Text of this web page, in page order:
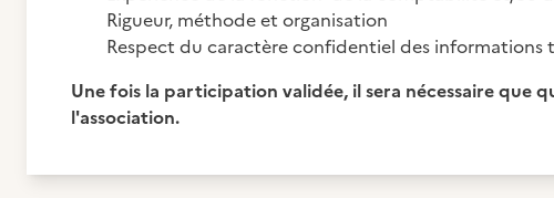
Rigueur, méthode et organisation
Respect du caractère confidentiel des informations
Une fois la participation validée, il sera nécessaire que
l'association.